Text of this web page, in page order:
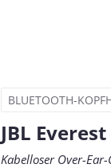
BLUETOOTH-
JBL
Kabelloser Over-